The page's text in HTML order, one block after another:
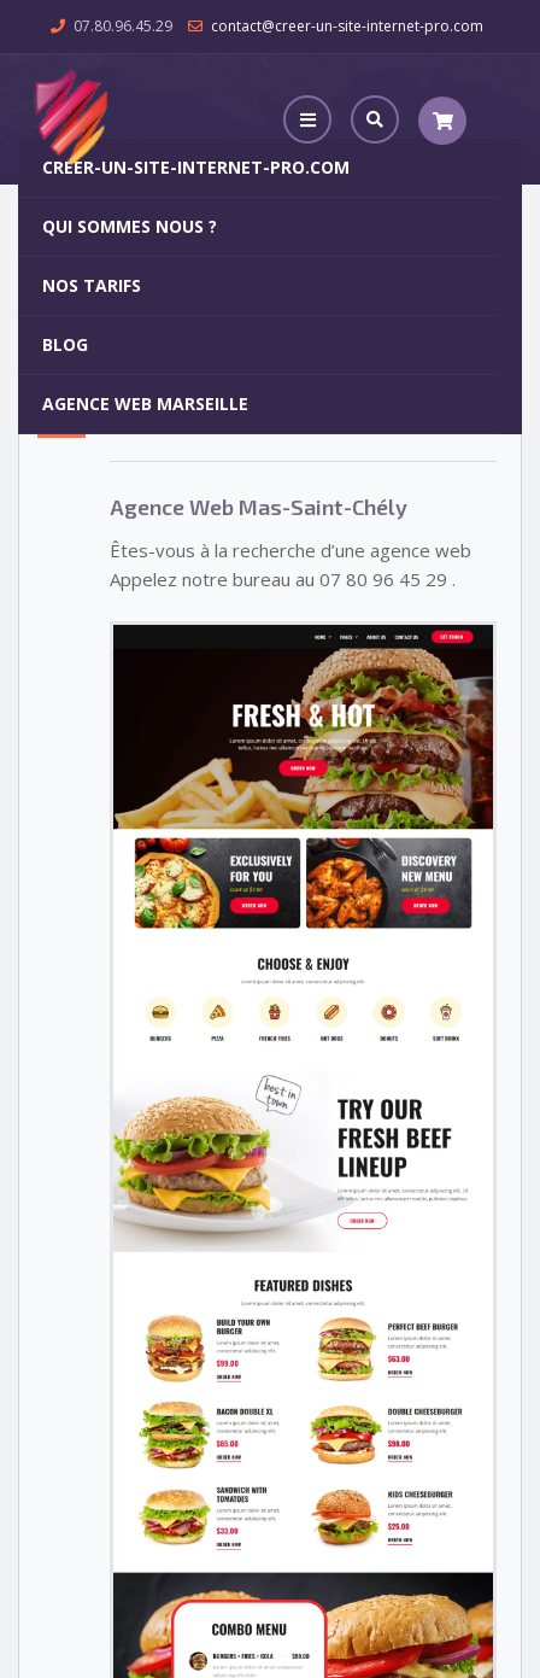
07.80.96.45.29 contact@creer-un-site-internet-pro.com
CREER-UN-SITE-INTERNET-PRO.COM
QUI SOMMES NOUS ?
NOS TARIFS
BLOG
AGENCE WEB MARSEILLE
Agence Web Mas-Saint-Chély
5
Votre site internet pour 29€
Agence Web Mas-Saint-Chély
Êtes-vous à la recherche d’une agence web
Appelez notre bureau au 07 80 96 45 29 .